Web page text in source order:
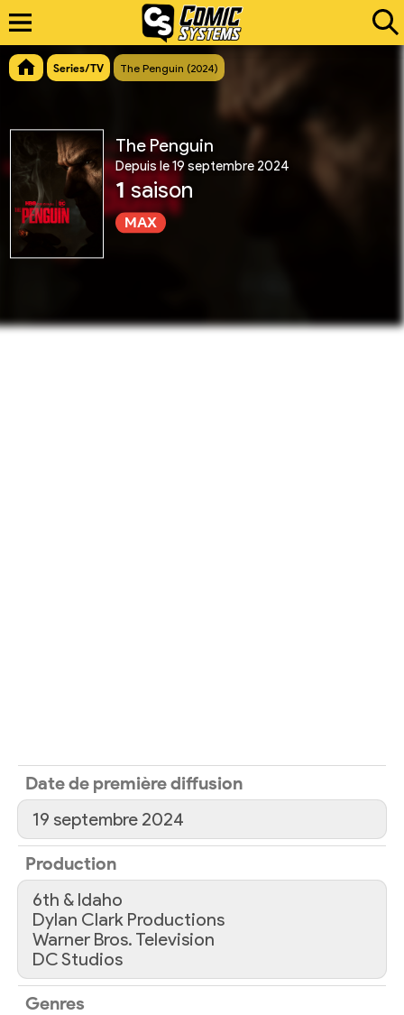
Series/TV The Penguin (2024)
The Penguin
Depuis le 19 septembre 2024
1 saison
MAX
Date de première diffusion
19 septembre 2024
Production
6th & Idaho
Dylan Clark Productions
Warner Bros. Television
DC Studios
Genres